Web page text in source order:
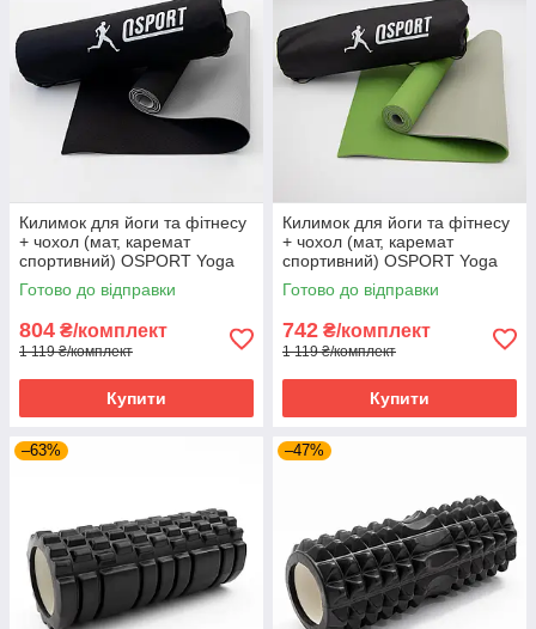
Килимок для йоги та фітнесу
+ чохол (мат, каремат
спортивний) OSPORT Yoga
ECO Pro 6мм (n-0007)
Чорно-сірий
Готово до відправки
804 ₴/комплект
1 119 ₴/комплект
Купити
Килимок для йоги та фітнесу
+ чохол (мат, каремат
спортивний) OSPORT Yoga
ECO Pro 6мм (n-0007)
Оливково-Сірий
Готово до відправки
742 ₴/комплект
1 119 ₴/комплект
Купити
–63% –47%